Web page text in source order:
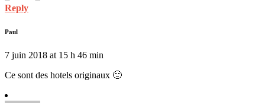
Reply
Paul
7 juin 2018 at 15 h 46 min
Ce sont des hotels originaux 🙂